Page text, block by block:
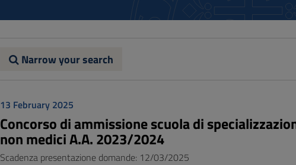
Narrow your search
13 February 2025
Concorso di ammissione scuola di
non medici A.A. 2023/2024
Scadenza presentazione domande: 12/03/2025